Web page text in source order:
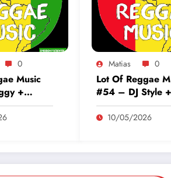
0
Music
+
Matias 0
Lot Of Reggae
#54 – DJ Style
Bam Traduction
10/05/2026